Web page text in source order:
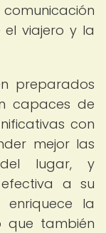
viajero y la
preparados
capaces de
con
mejor las
del lugar, y
a su
enriquece la
que también